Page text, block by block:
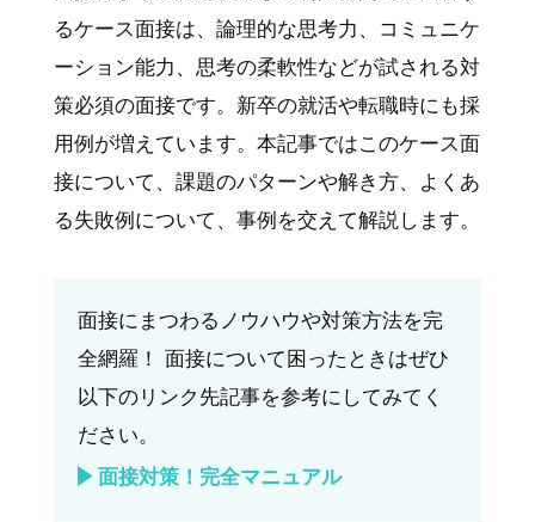
るケース面接は、論理的な思考力、コミュニケ
ーション能力、思考の柔軟性などが試される対
策必須の面接です。新卒の就活や転職時にも採
用例が増えています。本記事ではこのケース面
接について、課題のパターンや解き方、よくあ
る失敗例について、事例を交えて解説します。
面接にまつわるノウハウや対策方法を完
全網羅！ 面接について困ったときはぜひ
以下のリンク先記事を参考にしてみてく
ださい。
面接対策！完全マニュアル